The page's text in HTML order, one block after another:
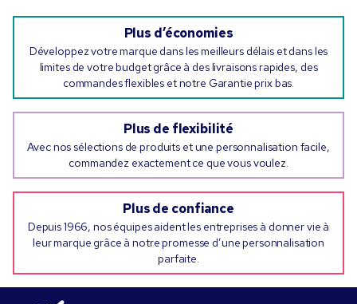
Plus d’économies
Développez votre marque dans les meilleurs délais et dans les
limites de votre budget grâce à des livraisons rapides, des
commandes flexibles et notre Garantie prix bas.
Plus de flexibilité
Avec nos sélections de produits et une personnalisation facile,
commandez exactement ce que vous voulez.
Plus de confiance
Depuis 1966, nos équipes aident les entreprises à donner vie à
leur marque grâce à notre promesse d’une personnalisation
parfaite.